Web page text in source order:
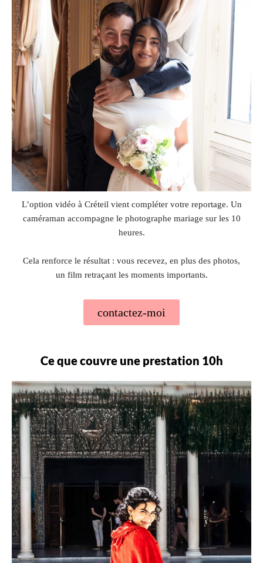
L’option vidéo à Créteil vient compléter votre reportage. Un
caméraman accompagne le photographe mariage sur les 10
heures.
Cela renforce le résultat : vous recevez, en plus des photos,
un film retraçant les moments importants.
contactez-moi
Ce que couvre une prestation 10h